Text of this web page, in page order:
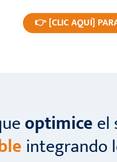
👉 [CLIC AQUÍ]
optimiceel
integrando